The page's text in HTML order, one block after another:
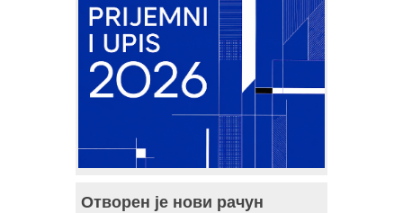
Отворен је нови рачун